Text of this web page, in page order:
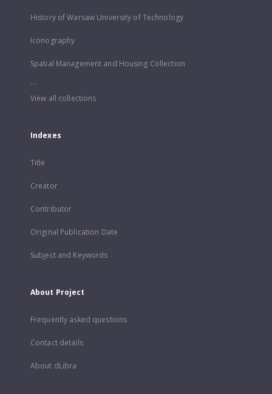
History of Warsaw University of Technology
Iconography
Spatial Management and Housing Collection
...
View all collections
Indexes
Title
Creator
Contributor
Original Publication Date
Subject and Keywords
About Project
Frequently asked questions
Contact details
About dLibra